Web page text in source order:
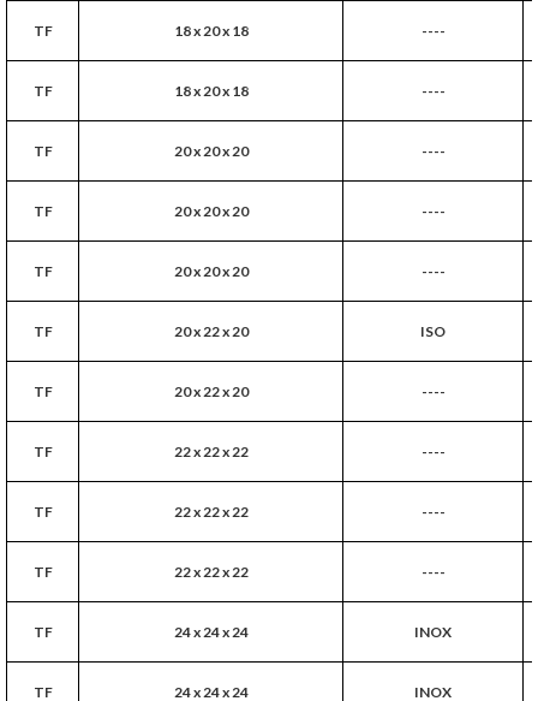
TF 18 x 20 x 18 ----
TF 18 x 20 x 18 ----
TF 20 x 20 x 20 ----
TF 20 x 20 x 20 ----
TF 20 x 20 x 20 ----
TF 20 x 22 x 20 ISO
TF 20 x 22 x 20 ----
TF 22 x 22 x 22 ----
TF 22 x 22 x 22 ----
TF 22 x 22 x 22 ----
TF 24 x 24 x 24 INOX
TF 24 x 24 x 24 INOX